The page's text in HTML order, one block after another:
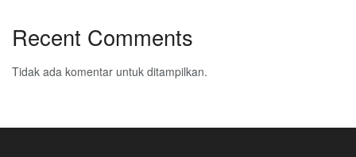
Recent Comments
Tidak ada komentar untuk ditampilkan.